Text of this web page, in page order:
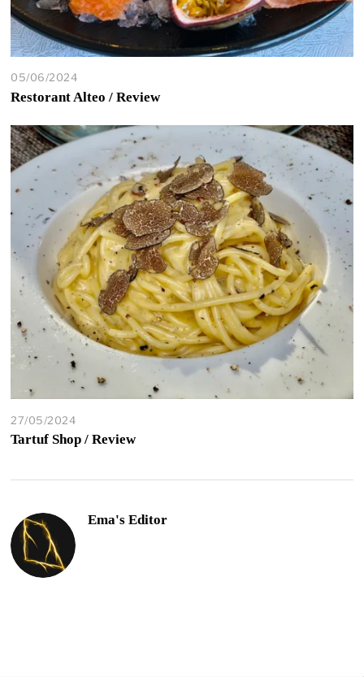
05/06/2024
Restorant Alteo / Review
27/05/2024
Tartuf Shop / Review
Ema's Editor